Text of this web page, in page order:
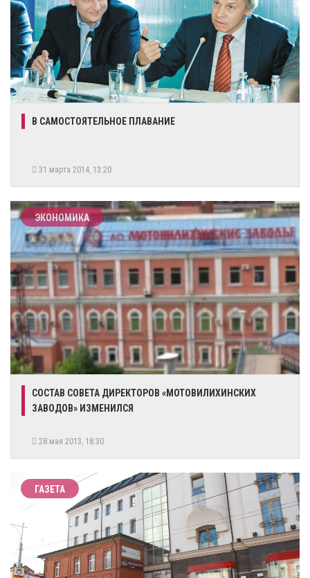
В САМОСТОЯТЕЛЬНОЕ ПЛАВАНИЕ
31 марта 2014, 13:20
ЭКОНОМИКА
СОСТАВ СОВЕТА ДИРЕКТОРОВ «МОТОВИЛИХИНСКИХ
ЗАВОДОВ» ИЗМЕНИЛСЯ
28 мая 2013, 18:30
ГАЗЕТА